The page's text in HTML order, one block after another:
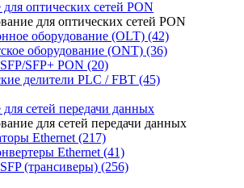
оптических сетей PON
для оптических сетей PON
оборудование (OLT) (42)
оборудование (ONT) (36)
SFP+ PON (20)
делители PLC / FBT (45)
сетей передачи данных
для сетей передачи данных
Ethernet (217)
Ethernet (41)
(трансиверы) (256)